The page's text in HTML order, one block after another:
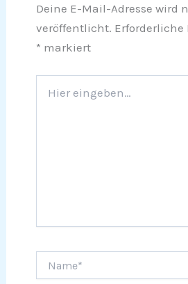
Deine E-Mail-Adresse wird
veröffentlicht.
* markiert
eingeben…